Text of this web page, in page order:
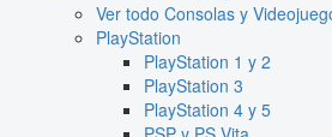
Ver todo Consolas y
PlayStation
PlayStation 1 y 2
PlayStation 3
PlayStation 4 y 5